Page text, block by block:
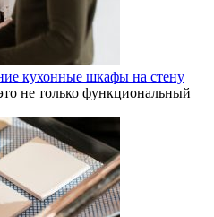
кухонные шкафы на стену
не только функциональный